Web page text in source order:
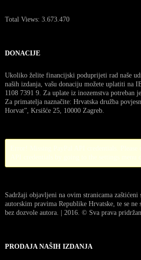
Total Views: 3.673.470
DONACIJE
Ukoliko želite financijski poduprijeti rad naše
naših izdanja, vašu donaciju možete uplatiti na
1108 7391 9. Za uplate iz inozemstva potreban
Za primatelja naznačite: Hrvatska družba
Horvat”, Krsišće 25, 10000 Zagreb.
Sadržaji objavljeni na ovim stranicama zaštićeni
autorskim pravima Republike Hrvatske, te se
bez dozvole autora. | 2016. © Sva prava
PRODAJA NAŠIH IZDANJA